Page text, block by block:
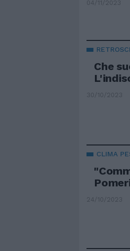
04/11/2023
Che
30/10/2023
CLIMA
24/10/2023